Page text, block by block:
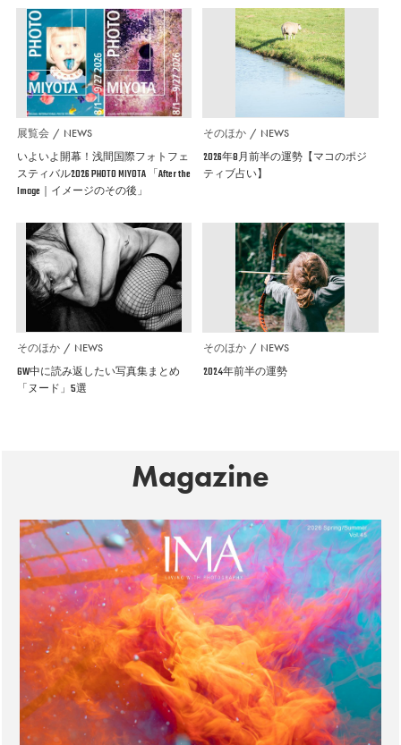
展覧会 NEWS
いよいよ開幕！浅間国際フォトフェ
スティバル2026 PHOTO MIYOTA 「After the
Image｜イメージのその後」
そのほか NEWS
2026年8月前半の運勢【マコのポジ
ティブ占い】
そのほか NEWS
GW中に読み返したい写真集まとめ
「ヌード」5選
そのほか NEWS
2024年前半の運勢
Magazine